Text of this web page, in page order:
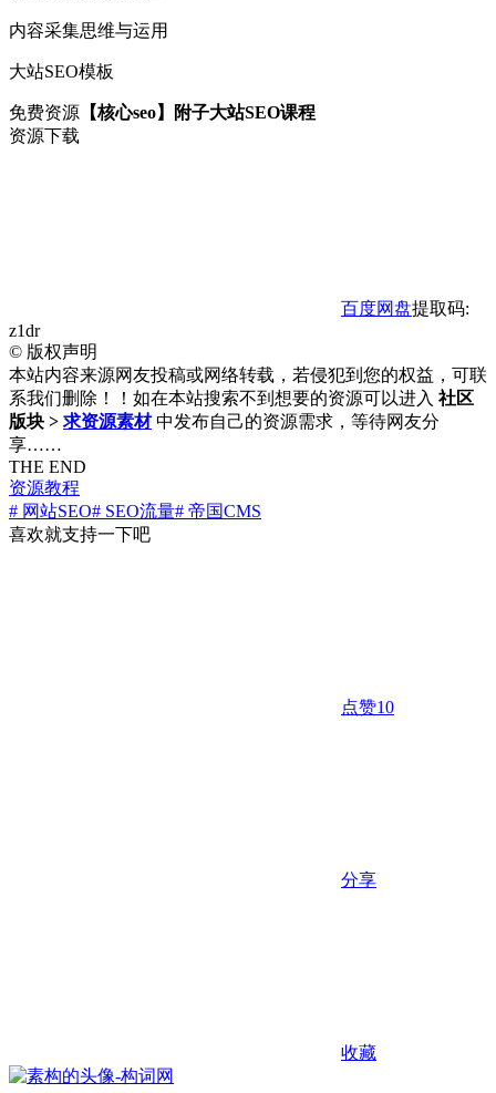
内容采集思维与运用
大站SEO模板
免费资源 【核心seo】附子大站SEO课程
资源下载
百度网盘提取码:
z1dr
© 版权声明
本站内容来源网友投稿或网络转载，若侵犯到您的权益，可联
系我们删除！！如在本站搜索不到想要的资源可以进入 社区
版块 > 求资源素材 中发布自己的资源需求，等待网友分
享……
THE END
资源教程
# 网站SEO# SEO流量# 帝国CMS
喜欢就支持一下吧
点赞10
分享
收藏